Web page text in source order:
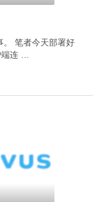
。 笔者今天部署好
连 …